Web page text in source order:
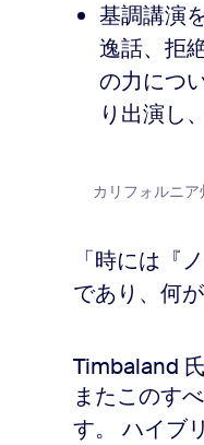
基調講演
逸話、拒
の力につ
り出演し
カリフォルニ
「時には『
であり、何
Timbaland 氏
またこのす
す。 ハイブ